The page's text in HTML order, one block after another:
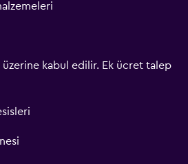
üzerine kabul edilir. Ek ücret talep